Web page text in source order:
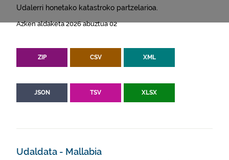
Udalerri honetako katastroko partzelarioa.
Azken aldaketa 2026 abuztua 02
ZIP CSV XML
JSON TSV XLSX
Udaldata - Mallabia